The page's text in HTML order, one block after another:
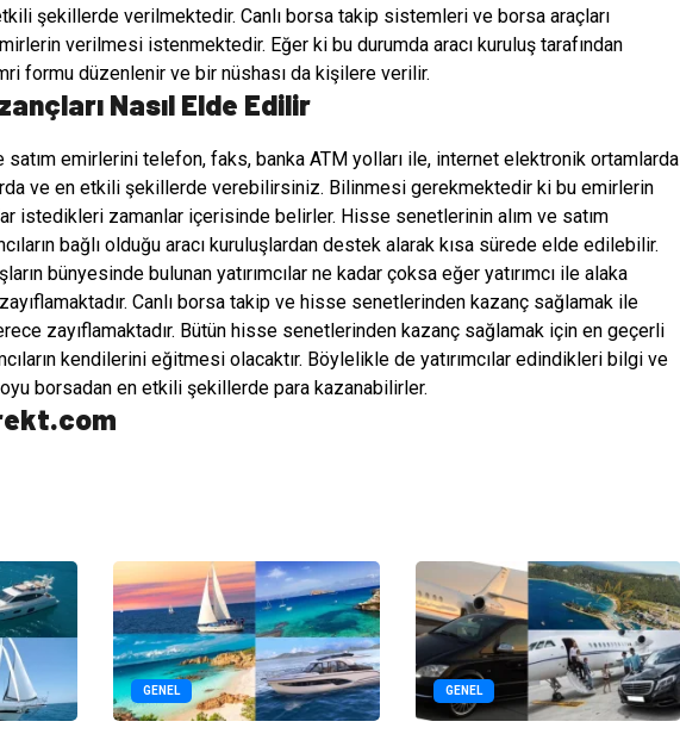
şekillerde verilmektedir. Canlı borsa takip sistemleri ve borsa araçları
verilmesi istenmektedir. Eğer ki bu durumda aracı kuruluş tarafından
formu düzenlenir ve bir nüshası da kişilere verilir.
Nasıl Elde Edilir
satım emirlerini telefon, faks, banka ATM yolları ile, internet elektronik ortamlarda
ve en etkili şekillerde verebilirsiniz. Bilinmesi gerekmektedir ki bu emirlerin
istedikleri zamanlar içerisinde belirler. Hisse senetlerinin alım ve satım
bağlı olduğu aracı kuruluşlardan destek alarak kısa sürede elde edilebilir.
bünyesinde bulunan yatırımcılar ne kadar çoksa eğer yatırımcı ile alaka
Canlı borsa takip ve hisse senetlerinden kazanç sağlamak ile
zayıflamaktadır. Bütün hisse senetlerinden kazanç sağlamak için en geçerli
kendilerini eğitmesi olacaktır. Böylelikle de yatırımcılar edindikleri bilgi ve
borsadan en etkili şekillerde para kazanabilirler.
GENEL GENEL